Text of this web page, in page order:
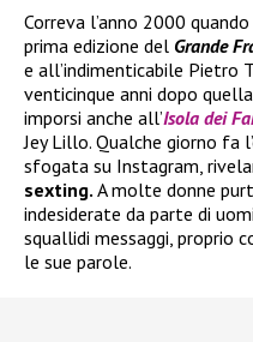
Correva l’anno 2000
prima edizione del Grande
e all’indimenticabile Pietro
venticinque anni dopo
imporsi anche all’Isola dei
Jey Lillo. Qualche giorno fa
sfogata su Instagram,
sexting. A molte donne
indesiderate da parte di
squallidi messaggi, proprio
le sue parole.